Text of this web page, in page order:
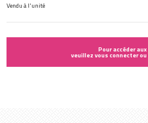
Vendu à l'unité
Pour accéder
veuillez vous connecter